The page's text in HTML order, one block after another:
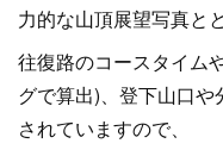
力的な山頂展望写真と
往復路のコースタイム
グで算出)、登下山口
されていますので、